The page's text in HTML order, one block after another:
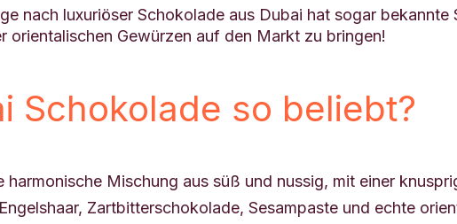
nach luxuriöser Schokolade aus Dubai hat sogar
orientalischen Gewürzen auf den Markt zu bringen!
Schokolade so beliebt?
harmonische Mischung aus süß und nussig, mit einer
Zartbitterschokolade, Sesampaste und echte